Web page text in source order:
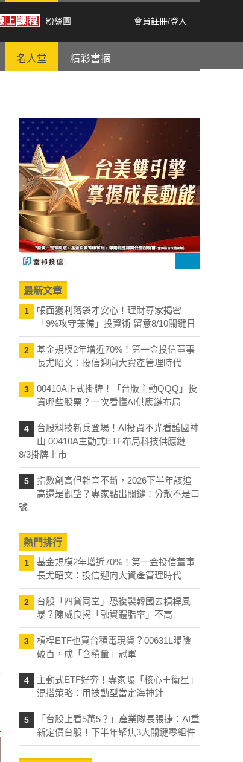
粉絲團 會員註冊/登入
名人堂 精彩書摘
最新文章
1
帳面獲利落袋才安心！理財專家揭密
「9%攻守兼備」投資術 留意8/10關鍵日
2
基金規模2年增近70%！第一金投信董事
長尤昭文：投信迎向大資產管理時代
3
00410A正式掛牌！「台版主動QQQ」投
資哪些股票？一次看懂AI供應鏈布局
4
台股科技新兵登場！AI投資不光看護國神
山 00410A主動式ETF布局科技供應鏈
8/3掛牌上市
5
指數創高但雜音不斷，2026下半年該追
高還是觀望？專家點出關鍵：分散不是口
號
熱門排行
1
基金規模2年增近70%！第一金投信董事
長尤昭文：投信迎向大資產管理時代
2
台股「四貸同堂」恐複製韓國去槓桿風
暴？陳威良揭「融資體脂率」不高
3
槓桿ETF也買台積電現貨？00631L曝險
破百，成「含積量」冠軍
4
主動式ETF好夯！專家曝「核心＋衛星」
混搭策略：用被動型當定海神針
5
「台股上看5萬5？」產業隊長張捷：AI重
新定價台股！下半年聚焦3大關鍵零組件